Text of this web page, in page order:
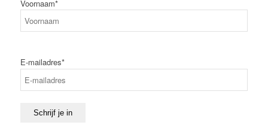
Voornaam*
E-mailadres*
Schrijf je in